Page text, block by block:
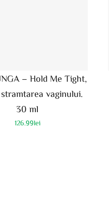
– Hold Me Tight,
vaginului.
30 ml
126.99lei